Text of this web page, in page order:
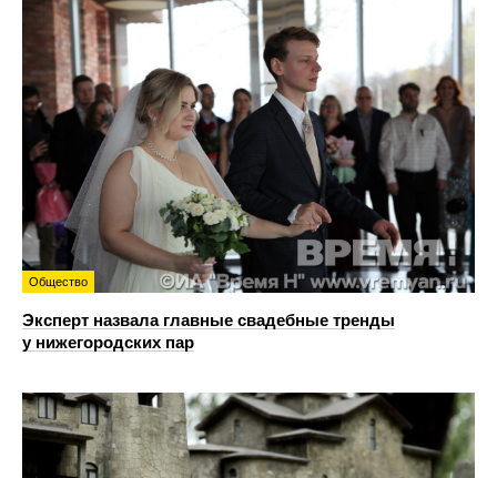
Общество
Эксперт назвала главные свадебные тренды
у нижегородских пар